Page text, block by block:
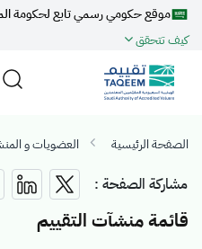
موقع حكومي رسمي تابع لحكومة
كيف تتحقق
الصفحة الرئيسية العضويات و
مشاركة الصفحة :
قائمة منشآت التقييم